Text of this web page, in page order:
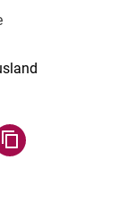
teilen
über Facebook